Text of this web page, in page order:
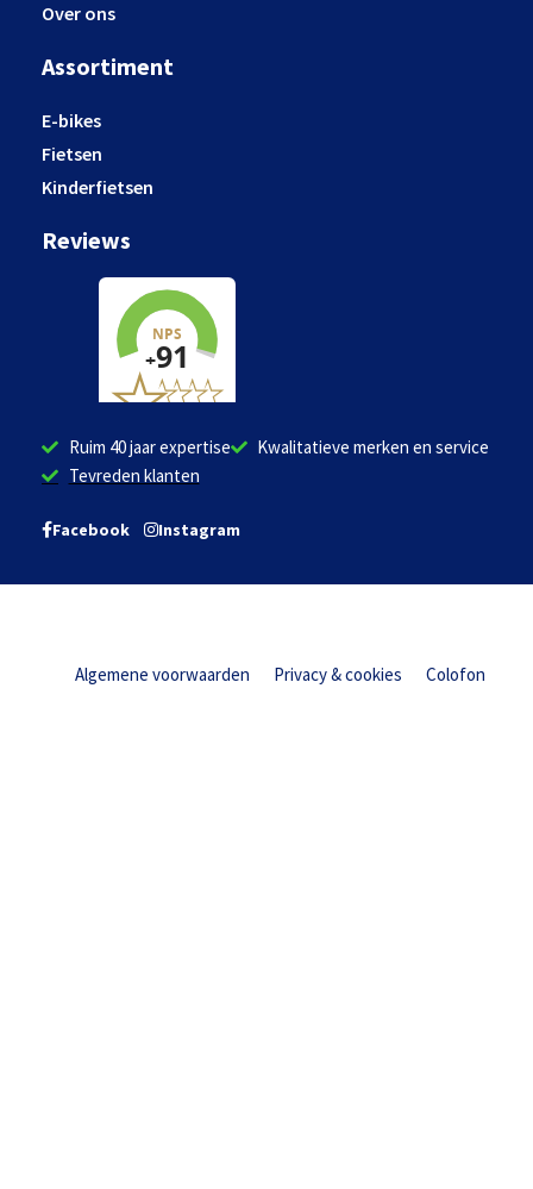
Over ons
Assortiment
E-bikes
Fietsen
Kinderfietsen
Reviews
Ruim 40 jaar expertise
Kwalitatieve merken en service
Tevreden klanten
Facebook Instagram
Algemene voorwaarden Privacy & cookies Colofon